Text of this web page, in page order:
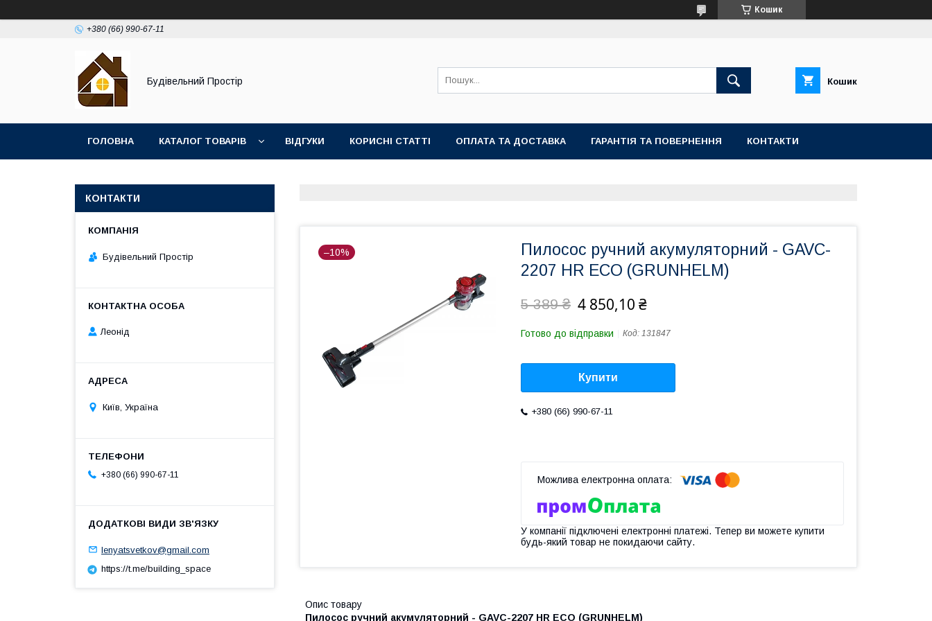
Кошик
+380 (66) 990-67-11
Будівельний Простір Кошик
ГОЛОВНА КАТАЛОГ ТОВАРІВ ВІДГУКИ КОРИСНІ СТАТТІ ОПЛАТА ТА ДОСТАВКА ГАРАНТІЯ ТА ПОВЕРНЕННЯ КОНТАКТИ
–10%
Пилосос ручний акумуляторний - GAVC-
2207 HR ECO (GRUNHELM)
5 389 ₴ 4 850,10 ₴
Готово до відправки Код: 131847
Купити
+380 (66) 990-67-11
У компанії підключені електронні платежі. Тепер ви можете купити
будь-який товар не покидаючи сайту.
Опис товару
Пилосос ручний акумуляторний - GAVC-2207 HR ECO (GRUNHELM)
КОНТАКТИ
Будівельний Простір
Леонід
Київ, Україна
+380 (66) 990-67-11
lenyatsvetkov@gmail.com
https://t.me/building_space